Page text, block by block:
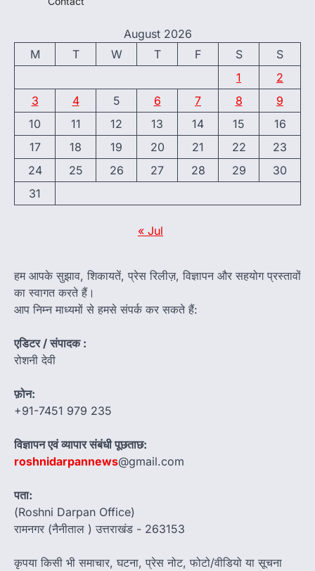
August 2026
M
T W T F S
S
1
2
3
4 5 6 7 8
9
10
11 12 13 14 15
16
17
18 19 20 21 22
23
24
25 26 27 28 29
30
31
« Jul
हम आपके सुझाव, शिकायतें, प्रेस रिलीज़, विज्ञापन और सहयोग प्रस्तावों
का स्वागत करते हैं।
आप निम्न माध्यमों से हमसे संपर्क कर सकते हैं:
एडिटर / संपादक :
रोशनी देवी
फ़ोन:
+91-7451 979 235
विज्ञापन एवं व्यापार संबंधी पूछताछ:
roshnidarpannews@gmail.com
पता:
(Roshni Darpan Office)
रामनगर (नैनीताल ) उत्तराखंड - 263153
कृपया किसी भी समाचार, घटना, प्रेस नोट, फोटो/वीडियो या सूचना